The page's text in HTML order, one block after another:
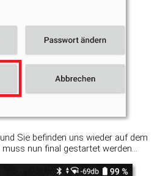
Sie befinden uns wieder auf dem
nun final gestartet werden...